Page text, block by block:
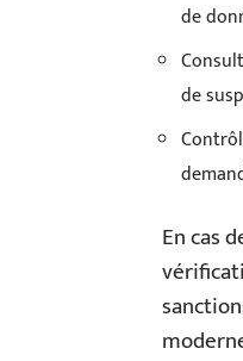
de
de
En cas